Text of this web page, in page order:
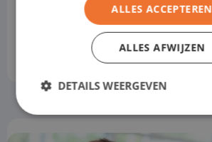
ALLES ACCEPTEREN
ALLES AFWIJZEN
DETAILS WEERGEVEN